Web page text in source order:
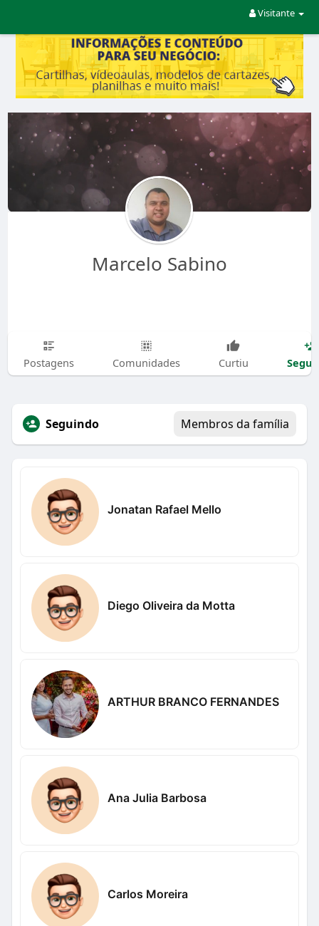
Visitante
Marcelo Sabino
Postagens Comunidades Curtiu
Seguindo Membros da família
Jonatan Rafael Mello
Diego Oliveira da Motta
ARTHUR BRANCO FERNANDES
Ana Julia Barbosa
Carlos Moreira